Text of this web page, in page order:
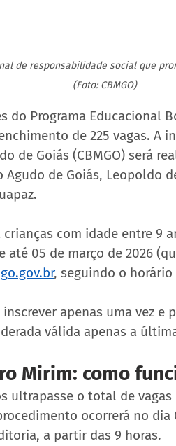
de responsabilidade social que
(Foto: CBMGO)
do Programa Educacional
de 225 vagas. A
de Goiás (CBMGO) será
Agudo de Goiás, Leopoldo
com idade entre 9
até 05 de março de 2026
, seguindo o
apenas uma vez e
válida apenas a
Mirim: como
ultrapasse o total de
ocorrerá no dia
a partir das 9 horas.